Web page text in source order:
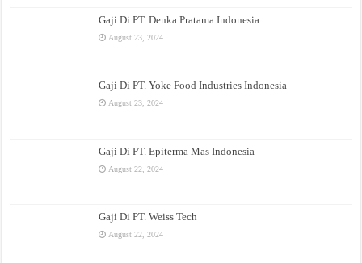
Gaji Di PT. Denka Pratama Indonesia
August 23, 2024
Gaji Di PT. Yoke Food Industries Indonesia
August 23, 2024
Gaji Di PT. Epiterma Mas Indonesia
August 22, 2024
Gaji Di PT. Weiss Tech
August 22, 2024